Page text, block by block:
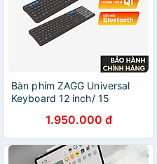
Bàn phím ZAGG Universal
Keyboard 12 inch/ 15
nhẹ, tiện lợi - Hàng chính
hãng
1.950.000 đ